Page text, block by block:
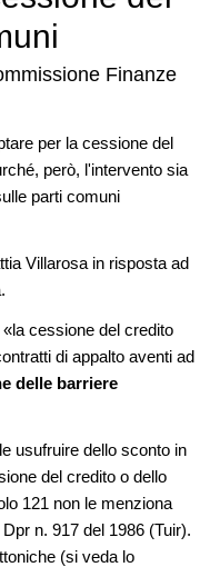
Finanze
per la cessione del
però, l'intervento sia
parti comuni
Villarosa in risposta ad
cessione del credito
di appalto aventi ad
delle barriere
usufruire dello sconto in
del credito o dello
121 non le menziona
n. 917 del 1986 (Tuir).
(si veda lo
città: a Bruxelles apre
Pompidou dedicato all'arte e
Scarpa lungo l'Italia: tre
tra Palermo, Verona e
per il futuro di
di Como